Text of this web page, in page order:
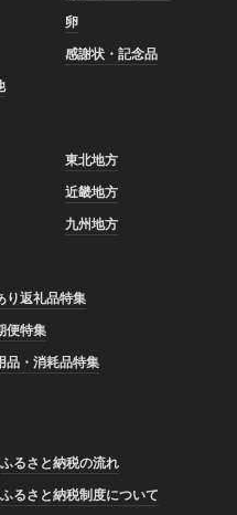
卵
感謝状・記念品
東北地方
近畿地方
九州地方
り返礼品特集
便特集
品・消耗品特集
ふるさと納税の流れ
ふるさと納税制度について